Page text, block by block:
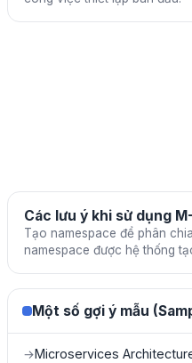
Các lưu ý khi sử dụng
Tạo namespace để phân
namespace được hệ thống
Một số gợi ý mẫu
→Microservices